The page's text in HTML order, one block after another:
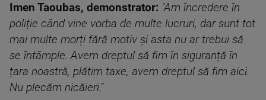
Imen Taoubas, demonstrator: "Am încredere în
poliție când vine vorba de multe lucruri, dar sunt tot
mai multe morți fără motiv și asta nu ar trebui să
se întâmple. Avem dreptul să fim în siguranță în
țara noastră, plătim taxe, avem dreptul să fim aici.
Nu plecăm nicăieri."